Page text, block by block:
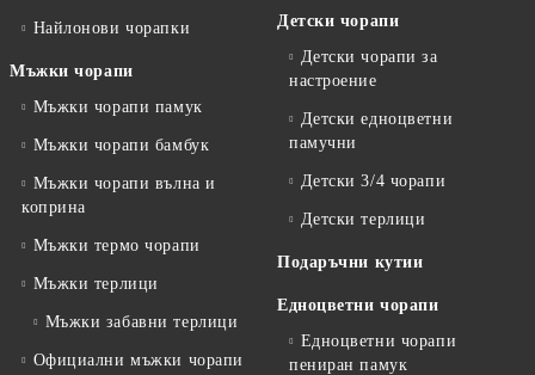
Найлонови чорапки
Мъжки чорапи
Мъжки чорапи памук
Мъжки чорапи бамбук
Мъжки чорапи вълна и
коприна
Мъжки термо чорапи
Мъжки терлици
Мъжки забавни терлици
Официални мъжки чорапи
Детски чорапи
Детски чорапи за
настроение
Детски едноцветни
памучни
Детски 3/4 чорапи
Детски терлици
Подаръчни кутии
Едноцветни чорапи
Едноцветни чорапи
пениран памук